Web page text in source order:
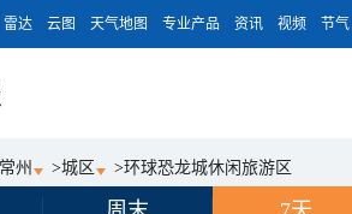
雷达 云图 天气地图 专业产品 资讯 视频 节气
常州 >城区 >环球恐龙城休闲旅游区